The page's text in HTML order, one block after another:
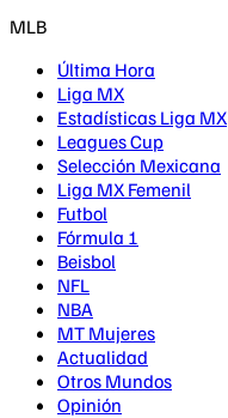
MLB
Última Hora
Liga MX
Estadísticas Liga MX
Leagues Cup
Selección Mexicana
Liga MX Femenil
Futbol
Fórmula 1
Beisbol
NFL
NBA
MT Mujeres
Actualidad
Otros Mundos
Opinión